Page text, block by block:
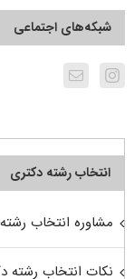
شبکه‌های اجتماعی
انتخاب رشته دکتری
مشاوره انتخاب
نکات انتخاب رشته